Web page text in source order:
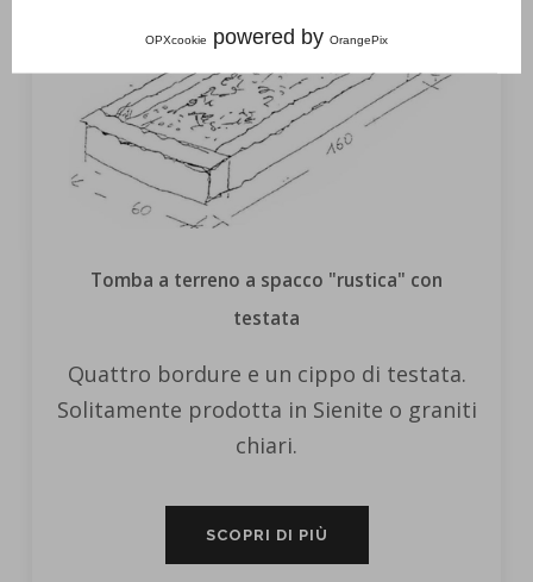
OPXcookie powered by OrangePix
Tomba a terreno a spacco "rustica" con
testata
Quattro bordure e un cippo di testata.
Solitamente prodotta in Sienite o graniti
chiari.
SCOPRI DI PIÙ